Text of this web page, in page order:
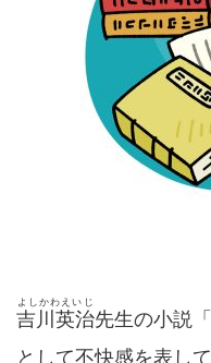
吉川英治
よしかわえいじ
先生の小説「
として不快感を表し